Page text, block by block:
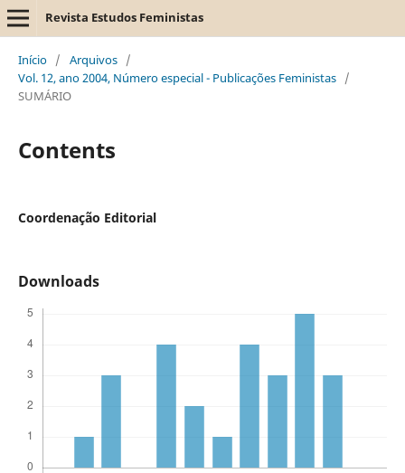
Revista Estudos Feministas
Início / Arquivos /
Vol. 12, ano 2004, Número especial - Publicações Feministas /
SUMÁRIO
Contents
Coordenação Editorial
Downloads